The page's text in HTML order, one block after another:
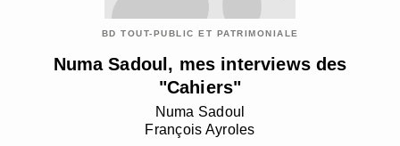
BD TOUT-PUBLIC ET PATRIMONIALE
Numa Sadoul, mes interviews des
"Cahiers"
Numa Sadoul
François Ayroles